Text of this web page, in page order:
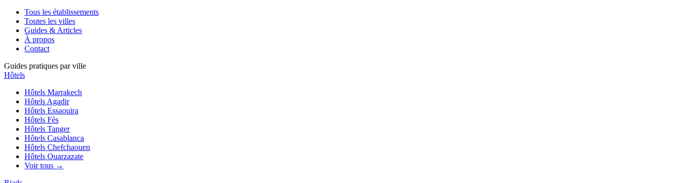
Tous les établissements
Toutes les villes
Guides & Articles
À propos
Contact
Guides pratiques par ville
Hôtels
Hôtels Marrakech
Hôtels Agadir
Hôtels Essaouira
Hôtels Fès
Hôtels Tanger
Hôtels Casablanca
Hôtels Chefchaouen
Hôtels Ouarzazate
Voir tous →